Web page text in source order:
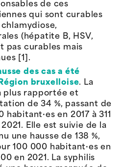
de ces
qui sont curables
(hépatite B, HSV,
pas curables mais
[1].
des cas a été
bruxelloise. La
plus rapportée et
de 34 %, passant de
en 2017 à 311
Elle est suivie de la
une hausse de 138 %,
100 000 habitant·es en
en 2021. La syphilis